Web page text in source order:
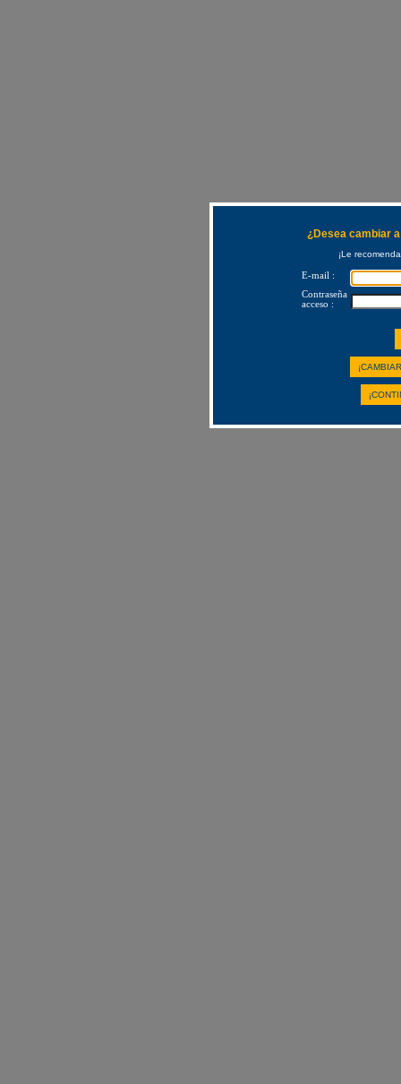
¿Desea cambiar
¡Le
E-mail :
Contraseña
acceso :